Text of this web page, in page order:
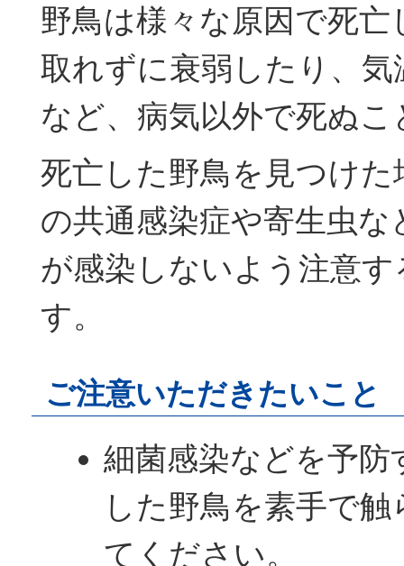
野鳥は様々な原因で死
取れずに衰弱したり、気
など、病気以外で死ぬ
死亡した野鳥を見つけ
の共通感染症や寄生虫
が感染しないよう注意
す。
ご注意いただきたいこと
細菌感染などを予防
した野鳥を素手で
てください。